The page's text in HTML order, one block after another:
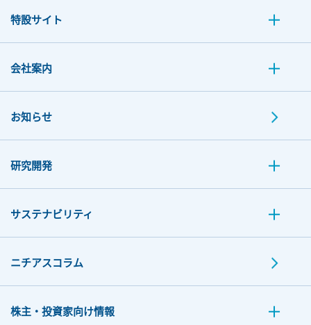
特設サイト
会社案内
お知らせ
研究開発
サステナビリティ
ニチアスコラム
株主・投資家向け情報